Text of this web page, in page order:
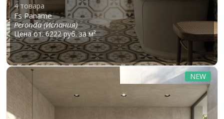
4 товара
Fs Paname
Peronda (Испания)
Цена от: 6222 руб. за м²
NEW